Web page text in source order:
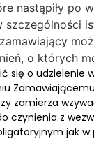
nastąpiły po
szczególności
o których
się o udzielenie
zamierza
czynienia z
jak w